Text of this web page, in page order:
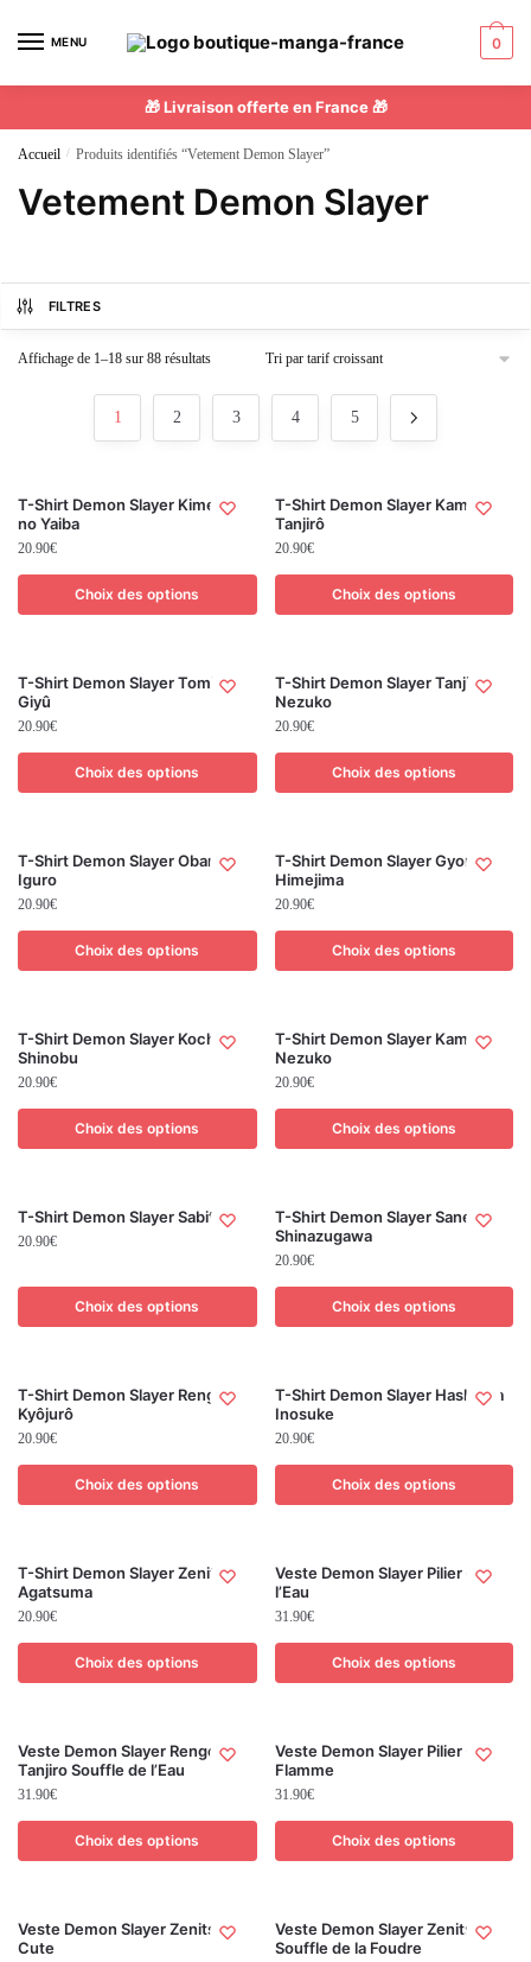
MENU 0
🎁 Livraison offerte en France 🎁
Accueil / Produits identifiés “Vetement Demon Slayer”
Vetement Demon Slayer
FILTRES
Affichage de 1–18 sur 88 résultats
1 2 3 4 5
T-Shirt Demon Slayer Kimetsu
no Yaiba
20.90€
Choix des options
T-Shirt Demon Slayer Kamado
Tanjirô
20.90€
Choix des options
T-Shirt Demon Slayer Tomioka
Giyû
20.90€
Choix des options
T-Shirt Demon Slayer Tanjirô x
Nezuko
20.90€
Choix des options
T-Shirt Demon Slayer Obanai
Iguro
20.90€
Choix des options
T-Shirt Demon Slayer Gyomei
Himejima
20.90€
Choix des options
T-Shirt Demon Slayer Kochô
Shinobu
20.90€
Choix des options
T-Shirt Demon Slayer Kamado
Nezuko
20.90€
Choix des options
T-Shirt Demon Slayer Sabito
20.90€
Choix des options
T-Shirt Demon Slayer Sanemi
Shinazugawa
20.90€
Choix des options
T-Shirt Demon Slayer Rengoku
Kyôjurô
20.90€
Choix des options
T-Shirt Demon Slayer Hashibira
Inosuke
20.90€
Choix des options
T-Shirt Demon Slayer Zenitsu
Agatsuma
20.90€
Choix des options
Veste Demon Slayer Pilier de
l’Eau
31.90€
Choix des options
Veste Demon Slayer Rengoku
Tanjiro Souffle de l’Eau
31.90€
Choix des options
Veste Demon Slayer Pilier de la
Flamme
31.90€
Choix des options
Veste Demon Slayer Zenitsu
Cute
Veste Demon Slayer Zenitsu
Souffle de la Foudre